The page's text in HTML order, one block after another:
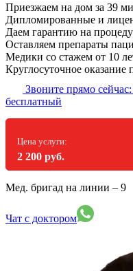
Приезжаем на дом за 39
Дипломированные и
Даем гарантию на
Оставляем препараты
Медики со стажем от 10
Круглосуточное
Звоните прямо сейчас:
бесплатный
Цена услуги:
2 200 руб.
Мед. бригад на линии – 9
Чат с доктором